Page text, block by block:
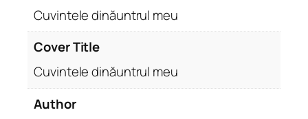
u
Cuvintele dinăuntrul meu
Cover Title
Cuvintele dinăuntrul meu
Author